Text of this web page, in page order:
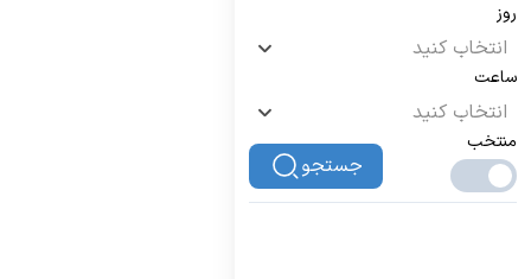
روز
انتخاب کنید
ساعت
انتخاب کنید
منتخب
جستجو